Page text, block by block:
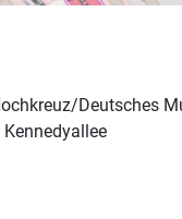
Deutsches